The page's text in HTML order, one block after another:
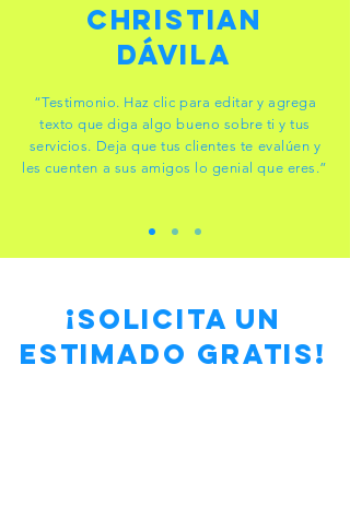
Christian
Dávila
“Testimonio. Haz clic para editar y agrega
texto que diga algo bueno sobre ti y tus
servicios. Deja que tus clientes te evalúen y
les cuenten a sus amigos lo genial que eres.”
¡SOLICITA UN
ESTIMADO GRATIS!